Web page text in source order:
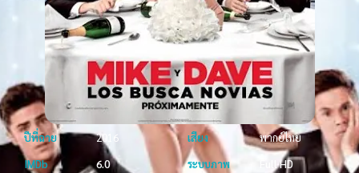
ปีที่ฉาย 2016 เสียง
พากย์ไทย
IMDb
6.0 ระบบภาพ
Full HD